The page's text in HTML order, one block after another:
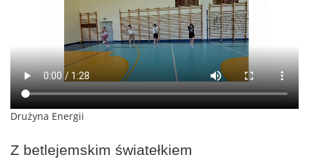
Drużyna Energii
Z betlejemskim światełkiem